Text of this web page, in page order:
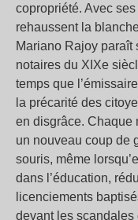
copropriété. Avec
rehaussent la
Mariano Rajoy paraît
notaires du XIXe
temps que
la précarité des
en disgrâce. Chaque
un nouveau coup de
souris, même
dans l’éducation,
licenciements
devant les